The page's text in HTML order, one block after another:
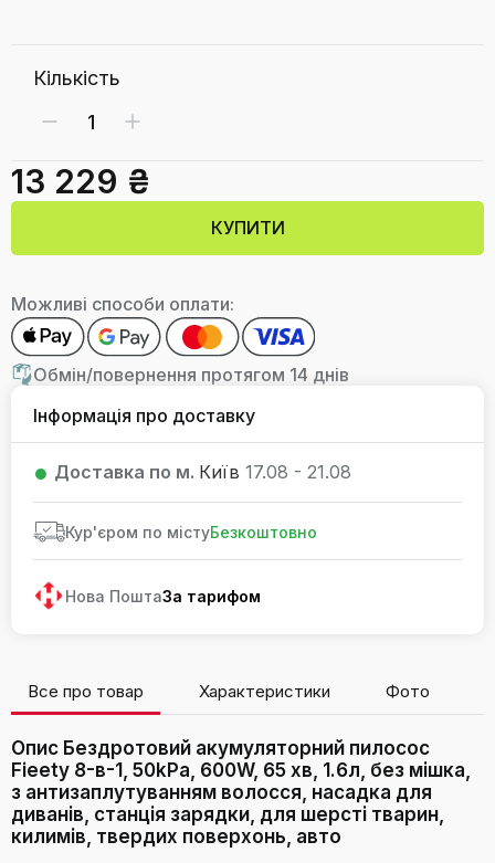
Кількість
13 229 ₴
КУПИТИ
Можливі способи оплати:
Обмін/повернення протягом 14 днів
Інформація про доставку
Доставка по м. Київ 17.08 - 21.08
Кур'єром по містуБезкоштовно
Нова ПоштаЗа тарифом
Все про товар Характеристики Фото
Опис Бездротовий акумуляторний пилосос
Fieety 8-в-1, 50kPa, 600W, 65 хв, 1.6л, без мішка,
з антизаплутуванням волосся, насадка для
диванів, станція зарядки, для шерсті тварин,
килимів, твердих поверхонь, авто